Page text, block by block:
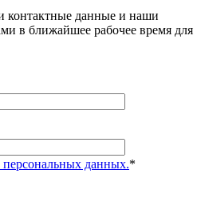
контактные данные и наши
в ближайшее рабочее время для
персональных данных.*